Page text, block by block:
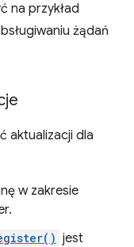
na przykład
żądań
aktualizacji dla
w zakresie
jest